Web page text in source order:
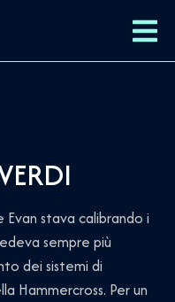
stava calibrando i
sempre più
dei sistemi di
Hammercross. Per un